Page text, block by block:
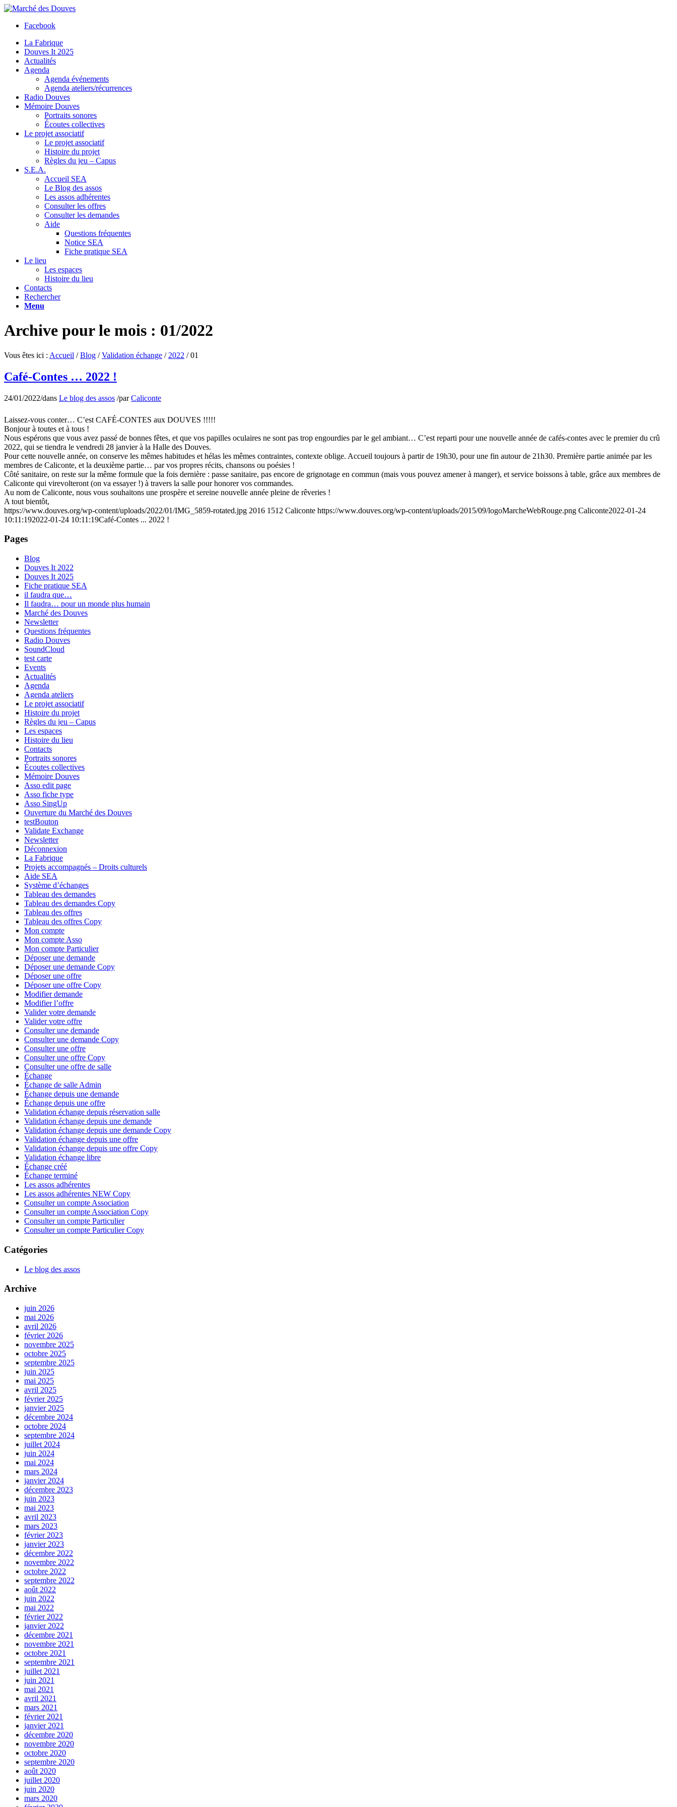
Facebook
La Fabrique
Douves It 2025
Actualités
Agenda
Agenda événements
Agenda ateliers/récurrences
Radio Douves
Mémoire Douves
Portraits sonores
Écoutes collectives
Le projet associatif
Le projet associatif
Histoire du projet
Règles du jeu – Capus
S.E.A.
Accueil SEA
Le Blog des assos
Les assos adhérentes
Consulter les offres
Consulter les demandes
Aide
Questions fréquentes
Notice SEA
Fiche pratique SEA
Le lieu
Les espaces
Histoire du lieu
Contacts
Rechercher
Menu
Archive pour le mois : 01/2022
Vous êtes ici : Accueil / Blog / Validation échange / 2022 / 01
Café-Contes … 2022 !
24/01/2022/dans Le blog des assos /parCaliconte
Laissez-vous conter… C’est CAFÉ-CONTES aux DOUVES !!!!!
Bonjour à toutes et à tous !
Nous espérons que vous avez passé de bonnes fêtes, et que vos papilles oculaires ne sont pas trop engourdies par le gel ambiant… C’est reparti pour une nouvelle année de cafés-contes avec le premier du crû
2022, qui se tiendra le vendredi 28 janvier à la Halle des Douves.
Pour cette nouvelle année, on conserve les mêmes habitudes et hélas les mêmes contraintes, contexte oblige. Accueil toujours à partir de 19h30, pour une fin autour de 21h30. Première partie animée par les
membres de Caliconte, et la deuxième partie… par vos propres récits, chansons ou poésies !
Côté sanitaire, on reste sur la même formule que la fois dernière : passe sanitaire, pas encore de grignotage en commun (mais vous pouvez amener à manger), et service boissons à table, grâce aux membres de
Caliconte qui virevolteront (on va essayer !) à travers la salle pour honorer vos commandes.
Au nom de Caliconte, nous vous souhaitons une prospère et sereine nouvelle année pleine de rêveries !
A tout bientôt,
https://www.douves.org/wp-content/uploads/2022/01/IMG_5859-rotated.jpg 2016 1512 Caliconte https://www.douves.org/wp-content/uploads/2015/09/logoMarcheWebRouge.png Caliconte2022-01-24
10:11:192022-01-24 10:11:19Café-Contes ... 2022 !
Pages
Blog
Douves It 2022
Douves It 2025
Fiche pratique SEA
il faudra que…
Il faudra… pour un monde plus humain
Marché des Douves
Newsletter
Questions fréquentes
Radio Douves
SoundCloud
test carte
Events
Actualités
Agenda
Agenda ateliers
Le projet associatif
Histoire du projet
Règles du jeu – Capus
Les espaces
Histoire du lieu
Contacts
Portraits sonores
Écoutes collectives
Mémoire Douves
Asso edit page
Asso fiche type
Asso SingUp
Ouverture du Marché des Douves
testBouton
Validate Exchange
Newsletter
Déconnexion
La Fabrique
Projets accompagnés – Droits culturels
Aide SEA
Système d’échanges
Tableau des demandes
Tableau des demandes Copy
Tableau des offres
Tableau des offres Copy
Mon compte
Mon compte Asso
Mon compte Particulier
Déposer une demande
Déposer une demande Copy
Déposer une offre
Déposer une offre Copy
Modifier demande
Modifier l’offre
Valider votre demande
Valider votre offre
Consulter une demande
Consulter une demande Copy
Consulter une offre
Consulter une offre Copy
Consulter une offre de salle
Échange
Échange de salle Admin
Échange depuis une demande
Échange depuis une offre
Validation échange depuis réservation salle
Validation échange depuis une demande
Validation échange depuis une demande Copy
Validation échange depuis une offre
Validation échange depuis une offre Copy
Validation échange libre
Échange créé
Échange terminé
Les assos adhérentes
Les assos adhérentes NEW Copy
Consulter un compte Association
Consulter un compte Association Copy
Consulter un compte Particulier
Consulter un compte Particulier Copy
Catégories
Le blog des assos
Archive
juin 2026
mai 2026
avril 2026
février 2026
novembre 2025
octobre 2025
septembre 2025
juin 2025
mai 2025
avril 2025
février 2025
janvier 2025
décembre 2024
octobre 2024
septembre 2024
juillet 2024
juin 2024
mai 2024
mars 2024
janvier 2024
décembre 2023
juin 2023
mai 2023
avril 2023
mars 2023
février 2023
janvier 2023
décembre 2022
novembre 2022
octobre 2022
septembre 2022
août 2022
juin 2022
mai 2022
février 2022
janvier 2022
décembre 2021
novembre 2021
octobre 2021
septembre 2021
juillet 2021
juin 2021
mai 2021
avril 2021
mars 2021
février 2021
janvier 2021
décembre 2020
novembre 2020
octobre 2020
septembre 2020
août 2020
juillet 2020
juin 2020
mars 2020